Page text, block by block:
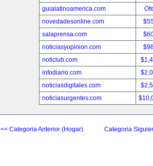
guialatinoamerica.com
novedadesonline.com
salaprensa.com
noticiasyopinion.com
noticlub.com
infodiario.com
noticiasdigitales.com
noticiasurgentes.com
<< Categoria Anterior (Hogar) Categoria